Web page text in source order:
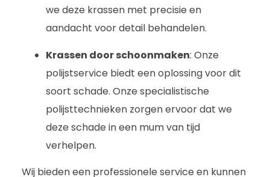
we deze krassen met precisie en
aandacht voor detail behandelen.
Krassen door schoonmaken: Onze
polijstservice biedt een oplossing voor dit
soort schade. Onze specialistische
polijsttechnieken zorgen ervoor dat we
deze schade in een mum van tijd
verhelpen.
Wij bieden een professionele service en kunnen